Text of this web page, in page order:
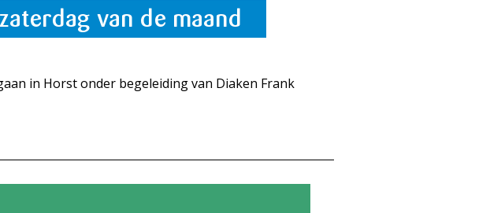
van de maand
in Horst onder begeleiding van Diaken Frank